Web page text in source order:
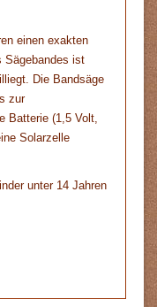
einen exakten
Sägebandes ist
Die Bandsäge
zur
Batterie (1,5 Volt,
Solarzelle
unter 14 Jahren